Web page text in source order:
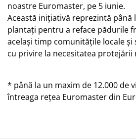
noastre Euromaster, pe 5 iunie.
Această inițiativă reprezintă până
plantați pentru a reface pădurile
același timp comunitățile locale și
cu privire la necesitatea protejării
* până la un maxim de 12.000 de
întreaga rețea Euromaster din